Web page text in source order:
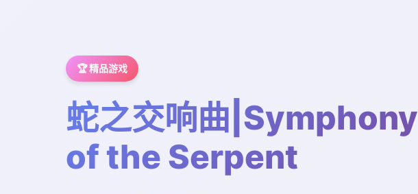
🏆 精品游戏
蛇之交响曲|Symphony
of the Serpent